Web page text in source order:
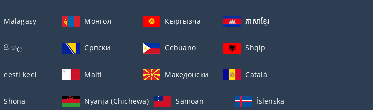
Malagasy Монгол Кыргызча ភាសាខ្មែរ
සිංහල Српски Cebuano Shqip
eesti keel Malti Македонски Català
Shona Nyanja (Chichewa) Samoan Íslenska